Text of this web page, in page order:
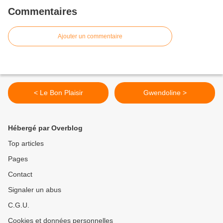
Commentaires
Ajouter un commentaire
< Le Bon Plaisir Gwendoline >
Hébergé par Overblog
Top articles
Pages
Contact
Signaler un abus
C.G.U.
Cookies et données personnelles